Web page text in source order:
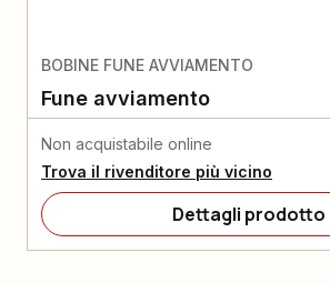
BOBINE FUNE AVVIAMENTO
Fune avviamento
Non acquistabile online
Trova il rivenditore più vicino
Dettagli prodotto